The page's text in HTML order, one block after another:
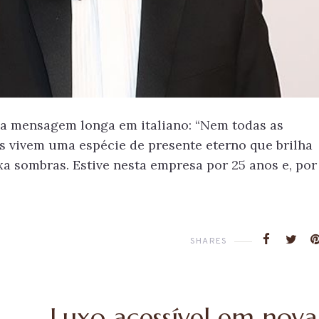
longa em italiano: “Nem todas as
uma espécie de presente eterno que brilha
sombras. Estive nesta empresa por 25 anos e, por
SHARES
DO RIO